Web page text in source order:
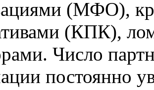
(МФО),
(КПК),
Число
постоянно